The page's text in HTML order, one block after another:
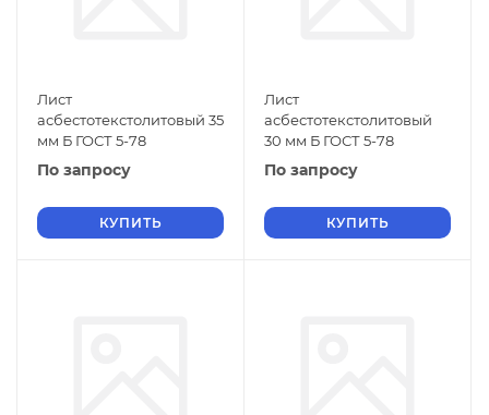
Лист
асбестотекстолитовый 35
мм Б ГОСТ 5-78
По запросу
КУПИТЬ
Лист
асбестотекстолитовый
30 мм Б ГОСТ 5-78
По запросу
КУПИТЬ